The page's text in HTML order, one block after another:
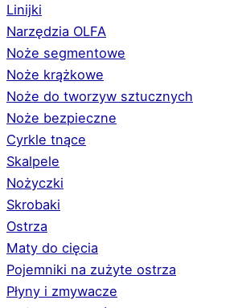
Linijki
Narzędzia OLFA
Noże segmentowe
Noże krążkowe
Noże do tworzyw sztucznych
Noże bezpieczne
Cyrkle tnące
Skalpele
Nożyczki
Skrobaki
Ostrza
Maty do cięcia
Pojemniki na zużyte ostrza
Płyny i zmywacze